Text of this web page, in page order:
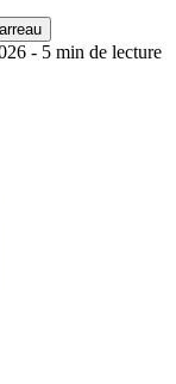
- 5 min de lecture